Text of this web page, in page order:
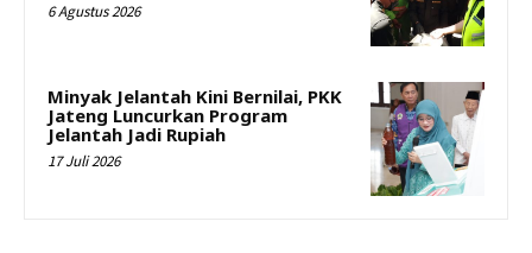
6 Agustus 2026
Minyak Jelantah Kini Bernilai, PKK
Jateng Luncurkan Program
Jelantah Jadi Rupiah
17 Juli 2026